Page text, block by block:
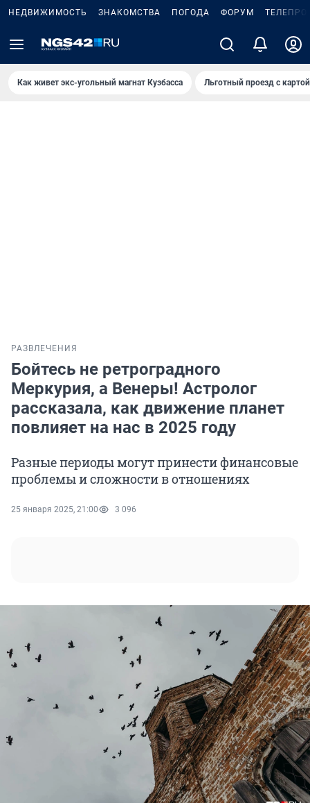
НЕДВИЖИМОСТЬ ЗНАКОМСТВА ПОГОДА ФОРУМ
Как живет экс-угольный магнат Кузбасса Льготный проезд с
РАЗВЛЕЧЕНИЯ
Бойтесь не ретроградного
Меркурия, а Венеры! Астролог
рассказала, как движение планет
повлияет на нас в 2025 году
Разные периоды могут принести финансовые
проблемы и сложности в отношениях
25 января 2025, 21:00 3 096